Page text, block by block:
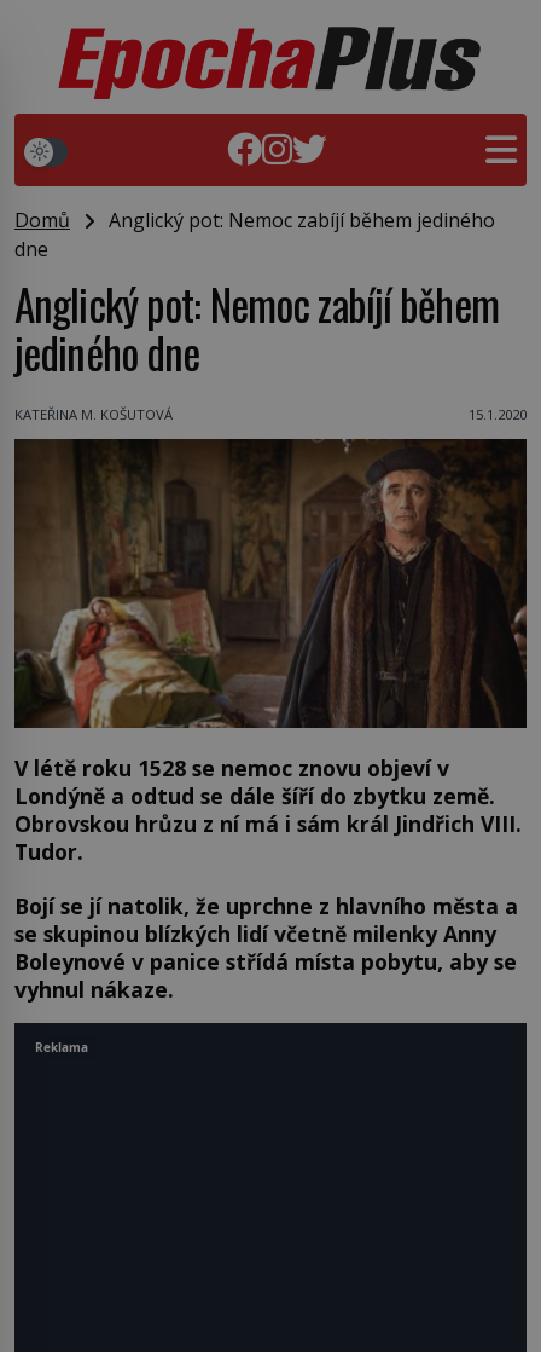
Domů
Anglický pot: Nemoc zabíjí během jediného
dne
Anglický pot: Nemoc zabíjí během
jediného dne
KATEŘINA M. KOŠUTOVÁ 15.1.2020
V létě roku 1528 se nemoc znovu objeví v
Londýně a odtud se dále šíří do zbytku země.
Obrovskou hrůzu z ní má i sám král Jindřich VIII.
Tudor.
Bojí se jí natolik, že uprchne z hlavního města a
se skupinou blízkých lidí včetně milenky Anny
Boleynové v panice střídá místa pobytu, aby se
vyhnul nákaze.
Reklama